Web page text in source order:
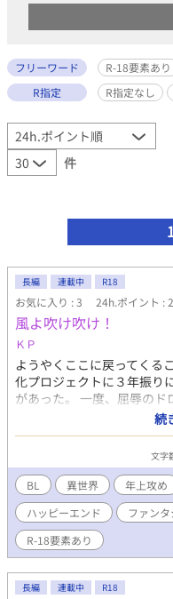
フリーワード
R-18要素あり
R指定
R指定なし
件
長編 連載中 R18
お気に入り : 3 24h.ポイント :
風よ吹け吹け！
ＫＰ
ようやくここに戻ってくる
化プロジェクトに３年振り
があった。 一度、屈辱の
きライバル…ウェスタニア
らこそが天空レースの覇者
だ！ 剣と魔法とモンスタ
す。主人公たちはまだプロ
で、厳しい訓練のため寄宿
鬼畜✕純粋なアホの子とい
お花畑のバカップルになっ
め、ご注意を！ 応援してい
続
文字
BL 異世界 年上攻め
ハッピーエンド
ファンタ
R-18要素あり
長編 連載中 R18